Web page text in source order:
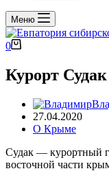
Меню
0
Курорт Судак
27.04.2020
О Крыме
Судак — курортный
восточной части